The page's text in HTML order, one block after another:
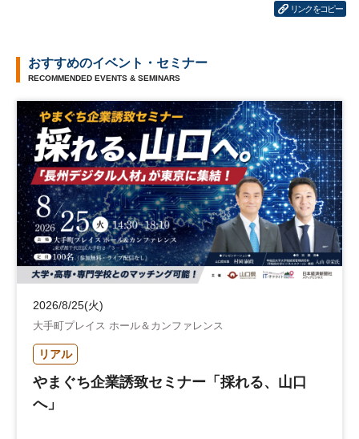
リンクをコピー
おすすめのイベント・セミナー
RECOMMENDED EVENTS & SEMINARS
2026/8/25(火)
大手町プレイス ホール＆カンファレンス
リアル
やまぐち企業誘致セミナー「採れる、山口
へ」